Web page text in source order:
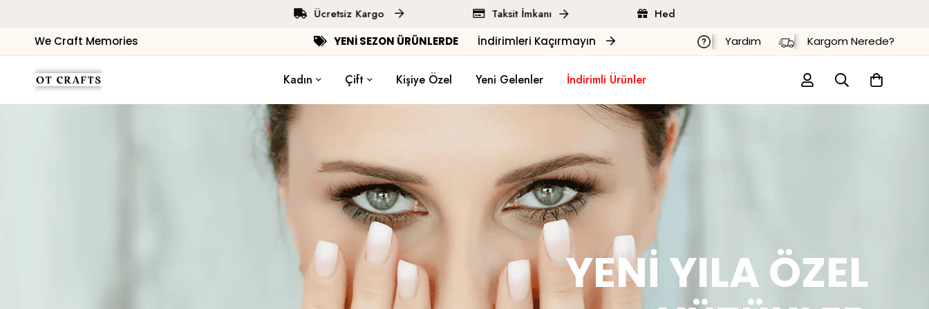
Ücretsiz Kargo Taksit İmkanı Hediye Paketi
We Craft Memories YENİ SEZON ÜRÜNLERDE İndirimleri Kaçırmayın Yardım Kargom Nerede?
Kadın Çift Kişiye Özel Yeni Gelenler İndirimli Ürünler
YENI YILA ÖZEL